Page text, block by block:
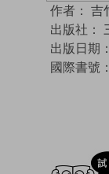
作者： 吉
出版社：
出版日期：
國際書號：